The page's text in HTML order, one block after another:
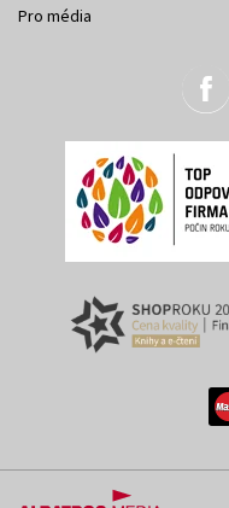
Pro média